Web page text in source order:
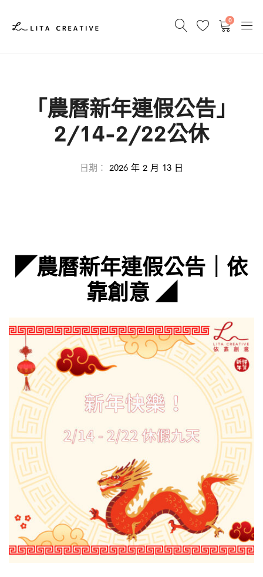
0
「農曆新年連假公告」
2/14-2/22公休
日期： 2026 年 2 月 13 日
◤農曆新年連假公告 ｜ 依
靠創意 ◢